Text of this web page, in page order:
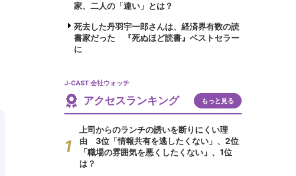
家、二人の「違い」とは？
死去した丹羽宇一郎さんは、経済界有数の読
書家だった 『死ぬほど読書』ベストセラー
に
J-CAST 会社ウォッチ
アクセスランキング もっと見る
上司からのランチの誘いを断りにくい理
由 3位「情報共有を逃したくない」、2位
「職場の雰囲気を悪くしたくない」、1位
は？